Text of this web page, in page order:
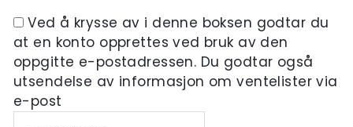
Ved å krysse av i denne boksen godtar du
at en konto opprettes ved bruk av den
oppgitte e-postadressen. Du godtar også
utsendelse av informasjon om ventelister via
e-post